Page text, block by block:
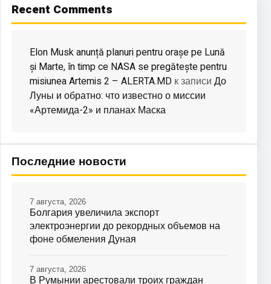
Recent Comments
Elon Musk anunță planuri pentru orașe pe Lună
și Marte, în timp ce NASA se pregătește pentru
misiunea Artemis 2 – ALERTA.MD к записи До
Луны и обратно: что известно о миссии
«Артемида-2» и планах Маска
Последние новости
Болгария увеличила экспорт
электроэнергии до рекордных объемов на
фоне обмеления Дуная
7 августа, 2026
В Румынии арестовали троих граждан
7 августа, 2026